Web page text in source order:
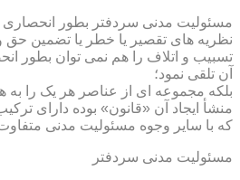
مسئولیت مدنی سردفتر بطور انحصاری
نظریه های تقصیر یا خطر یا تضمین حق
تسبیب و اتلاف را هم نمی توان بطور
آن تلقی نمود؛
بلکه مجموعه ای از عناصر هر یک را به
منشأ ایجاد آن «قانون» بوده دارای
که با سایر وجوه مسئولیت مدنی
مسئولیت مدنی سردفتر